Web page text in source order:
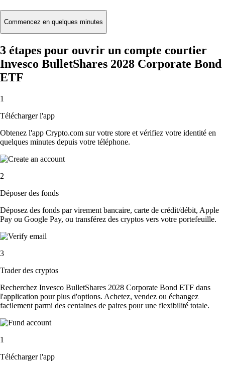
Commencez en quelques minutes
3 étapes pour ouvrir un compte courtier
Invesco BulletShares 2028 Corporate Bond
ETF
1
Télécharger l'app
Obtenez l'app Crypto.com sur votre store et vérifiez votre identité en
quelques minutes depuis votre téléphone.
2
Déposer des fonds
Déposez des fonds par virement bancaire, carte de crédit/débit, Apple
Pay ou Google Pay, ou transférez des cryptos vers votre portefeuille.
3
Trader des cryptos
Recherchez Invesco BulletShares 2028 Corporate Bond ETF dans
l'application pour plus d'options. Achetez, vendez ou échangez
facilement parmi des centaines de paires pour une flexibilité totale.
1
Télécharger l'app